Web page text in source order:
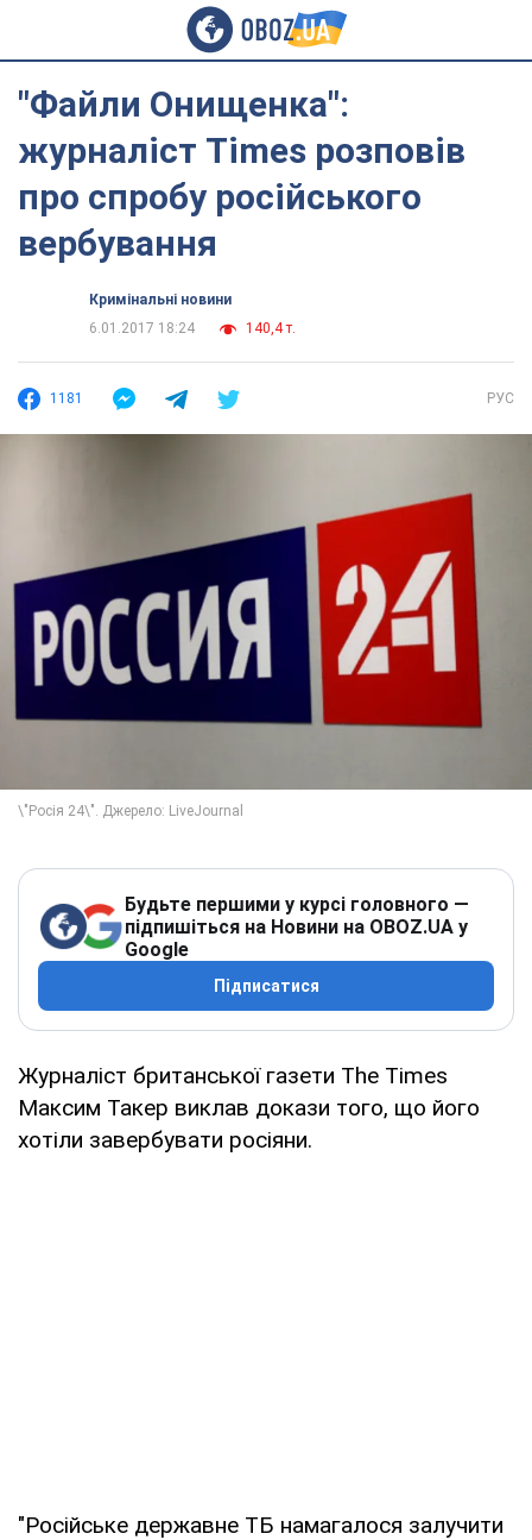
"Файли Онищенка":
журналіст Times розповів
про спробу російського
вербування
Кримінальні новини
6.01.2017 18:24
140,4 т.
1181 РУС
Будьте першими у курсі головного —
підпишіться на Новини на OBOZ.UA у
Google
Підписатися
Журналіст британської газети The Times
Максим Такер виклав докази того, що його
хотіли завербувати росіяни.
"Російське державне ТБ намагалося залучити